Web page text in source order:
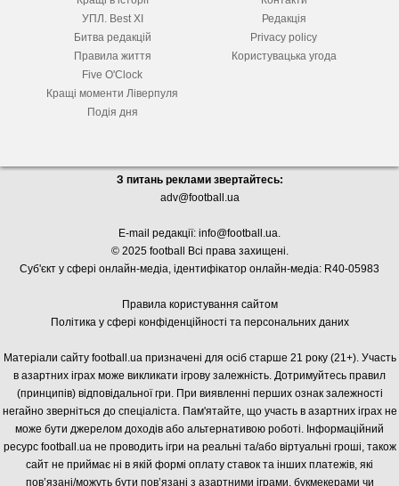
УПЛ. Best XІ
Битва редакцій
Правила життя
Five O'Clock
Кращі моменти Ліверпуля
Подія дня
Редакція
Privacy policy
Користувацька угода
З питань реклами звертайтесь:
adv@football.ua
E-mail редакції: info@football.ua.
© 2025 football Всі права захищені.
Суб'єкт у сфері онлайн-медіа, ідентифікатор онлайн-медіа: R40-05983
Правила користування сайтом
Політика у сфері конфіденційності та персональних даних
Матеріали сайту football.ua призначені для осіб старше 21 року (21+). Участь
в азартних іграх може викликати ігрову залежність. Дотримуйтесь правил
(принципів) відповідальної гри. При виявленні перших ознак залежності
негайно зверніться до спеціаліста. Пам'ятайте, що участь в азартних іграх не
може бути джерелом доходів або альтернативою роботі. Інформаційний
ресурс football.ua не проводить ігри на реальні та/або віртуальні гроші, також
сайт не приймає ні в якій формі оплату ставок та інших платежів, які
пов’язані/можуть бути пов’язані з азартними іграми, букмекерами чи